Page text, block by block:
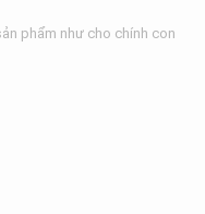
phẩm như cho chính con